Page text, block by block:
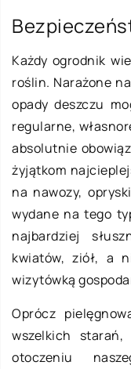
Każdy ogrodnik
roślin. Narażone
opady deszczu
regularne,
absolutnie
żyjątkom
na nawozy,
wydane na tego
najbardziej
kwiatów, ziół, a
wizytówką
Oprócz
wszelkich
otoczeniu